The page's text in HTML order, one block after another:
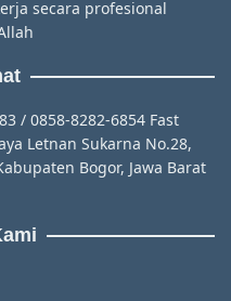
secara profesional
/ 0858-8282-6854 Fast
Letnan Sukarna No.28,
Bogor, Jawa Barat